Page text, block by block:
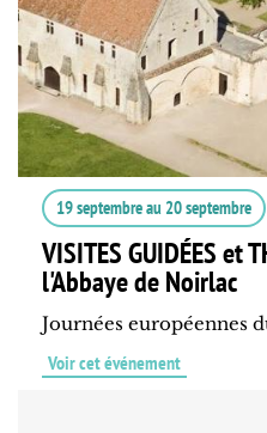
19 septembreau 20 septembre
VISITES GUIDÉES et
l'Abbaye de Noirlac
Journées européennes
Voir cet événement